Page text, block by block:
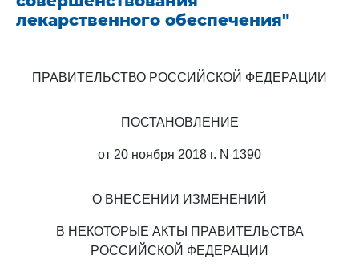
лекарственного обеспечения"
ПРАВИТЕЛЬСТВО РОССИЙСКОЙ ФЕДЕРАЦИИ
ПОСТАНОВЛЕНИЕ
от 20 ноября 2018 г. N 1390
О ВНЕСЕНИИ ИЗМЕНЕНИЙ
В НЕКОТОРЫЕ АКТЫ ПРАВИТЕЛЬСТВА
РОССИЙСКОЙ ФЕДЕРАЦИИ